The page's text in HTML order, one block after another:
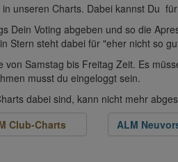
unseren Charts. Dabei kannst Du
Dein Voting abgeben und so die
Stern steht dabei für "eher nicht so
Samstag bis Freitag Zeit. Es
musst du eingeloggt sein.
dabei sind, kann nicht mehr
Club-Charts ALM